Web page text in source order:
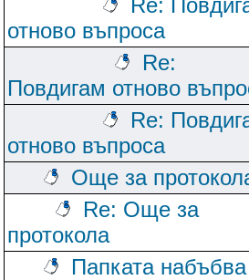
Re:
отново въпроса
Re:
Повдигам отново
Re:
отново въпроса
Още за
Re: Още за
протокола
Папката набъбва